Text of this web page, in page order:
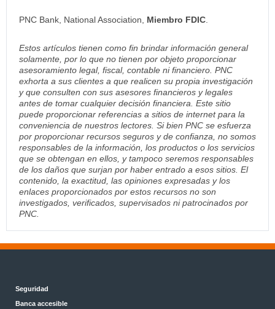
PNC Bank, National Association, Miembro FDIC.
Estos artículos tienen como fin brindar información general
solamente, por lo que no tienen por objeto proporcionar
asesoramiento legal, fiscal, contable ni financiero. PNC
exhorta a sus clientes a que realicen su propia investigación
y que consulten con sus asesores financieros y legales
antes de tomar cualquier decisión financiera. Este sitio
puede proporcionar referencias a sitios de internet para la
conveniencia de nuestros lectores. Si bien PNC se esfuerza
por proporcionar recursos seguros y de confianza, no somos
responsables de la información, los productos o los servicios
que se obtengan en ellos, y tampoco seremos responsables
de los daños que surjan por haber entrado a esos sitios. El
contenido, la exactitud, las opiniones expresadas y los
enlaces proporcionados por estos recursos no son
investigados, verificados, supervisados ni patrocinados por
PNC.
Seguridad
Banca accesible